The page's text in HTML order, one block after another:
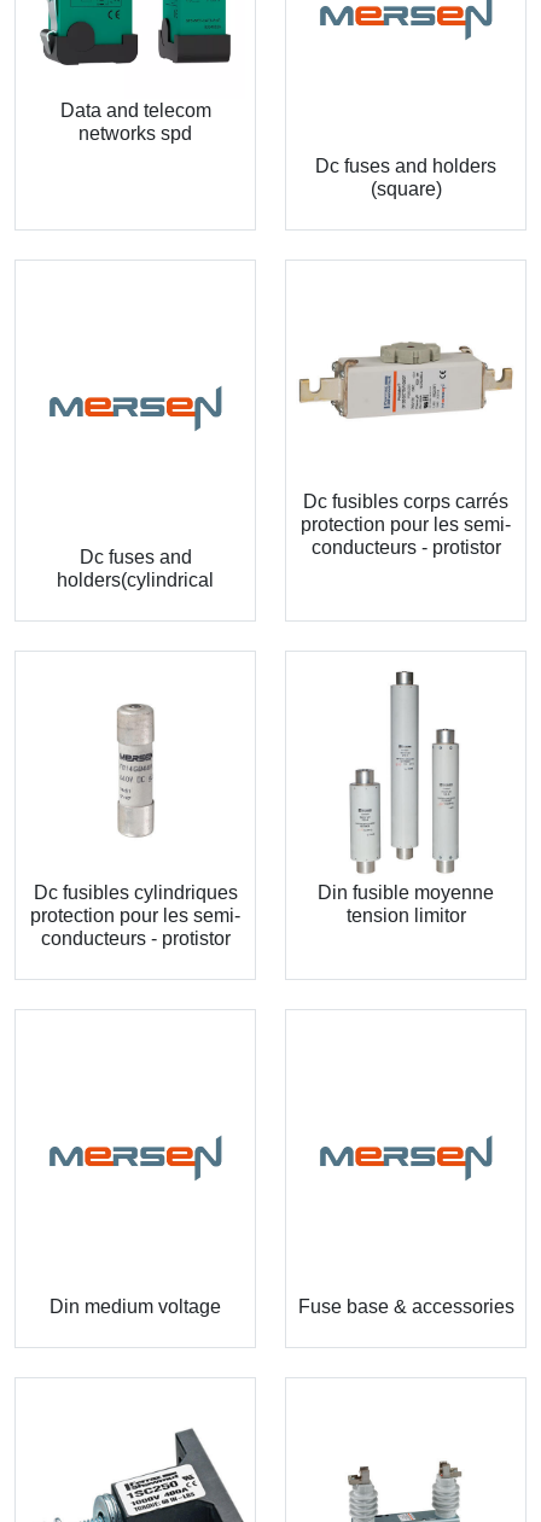
Data and telecom
networks spd
Dc fuses and holders
(square)
Dc fuses and
holders(cylindrical
Dc fusibles corps carrés
protection pour les semi-
conducteurs - protistor
Dc fusibles cylindriques
protection pour les semi-
conducteurs - protistor
Din fusible moyenne
tension limitor
Din medium voltage Fuse base & accessories